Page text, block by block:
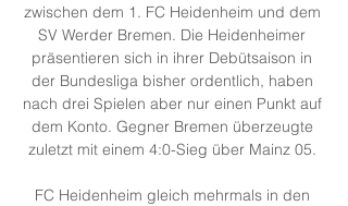
zwischen dem 1. FC Heidenheim und dem
SV Werder Bremen. Die Heidenheimer
präsentieren sich in ihrer Debütsaison in
der Bundesliga bisher ordentlich, haben
nach drei Spielen aber nur einen Punkt auf
dem Konto. Gegner Bremen überzeugte
zuletzt mit einem 4:0-Sieg über Mainz 05.
FC Heidenheim gleich mehrmals in den